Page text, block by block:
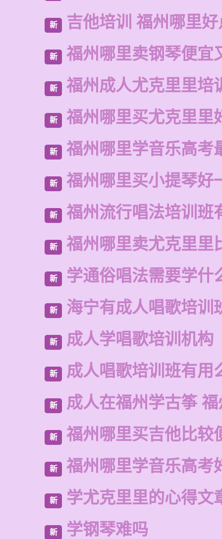
新 吉他培训 福州哪里好
新 福州哪里卖钢琴便宜
新 福州成人尤克里里培
新 福州哪里买尤克里里
新 福州哪里学音乐高考
新 福州哪里买小提琴好
新 福州流行唱法培训班
新 福州哪里卖尤克里里
新 学通俗唱法需要学什
新 海宁有成人唱歌培训
新 成人学唱歌培训机构
新 成人唱歌培训班有用
新 成人在福州学古筝
新 福州哪里买吉他比较
新 福州哪里学音乐高考
新 学尤克里里的心得文
新 学钢琴难吗